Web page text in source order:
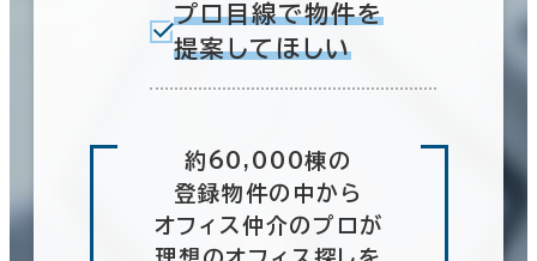
プロ目線で物件を
提案してほしい
約60,000棟の
登録物件の中から
オフィス仲介のプロが